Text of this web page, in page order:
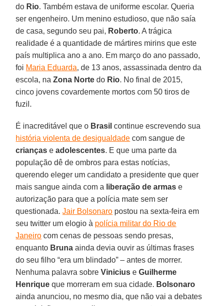
do Rio. Também estava de uniforme escolar. Queria
ser engenheiro. Um menino estudioso, que não saía
de casa, segundo seu pai, Roberto. A trágica
realidade é a quantidade de mártires mirins que este
país multiplica ano a ano. Em março do ano passado,
foi Maria Eduarda, de 13 anos, assassinada dentro da
escola, naZona Nortedo Rio. No final de 2015,
cinco jovens covardemente mortos com 50 tiros de
fuzil.
É inacreditável que o Brasil continue escrevendo sua
história violenta de desigualdade com sangue de
crianças e adolescentes. E que uma parte da
população dê de ombros para estas notícias,
querendo eleger um candidato a presidente que quer
mais sangue ainda com a liberação de armas e
autorização para que a polícia mate sem ser
questionada.Jair Bolsonaro postou na sexta-feira em
seu twitter um elogio à polícia militar do Rio de
Janeiro com cenas de pessoas sendo presas,
enquanto Bruna ainda devia ouvir as últimas frases
do seu filho “era um blindado” – antes de morrer.
Nenhuma palavra sobreVinicius eGuilherme
Henrique que morreram em sua cidade. Bolsonaro
ainda anunciou, no mesmo dia, que não vai a debates